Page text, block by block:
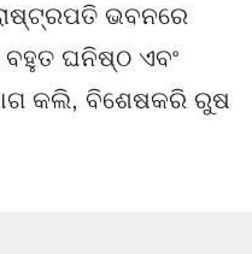
ଭବନରେ
ଘନିଷ୍ଠ ଏବଂ
କଲି, ବିଶେଷକରି ରୁଷ